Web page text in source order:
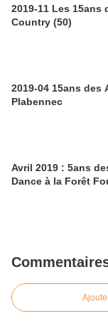
2019-11 Les 15ans
Country (50)
2019-04 15ans des
Plabennec
Avril 2019 : 5ans
Dance à la Forêt